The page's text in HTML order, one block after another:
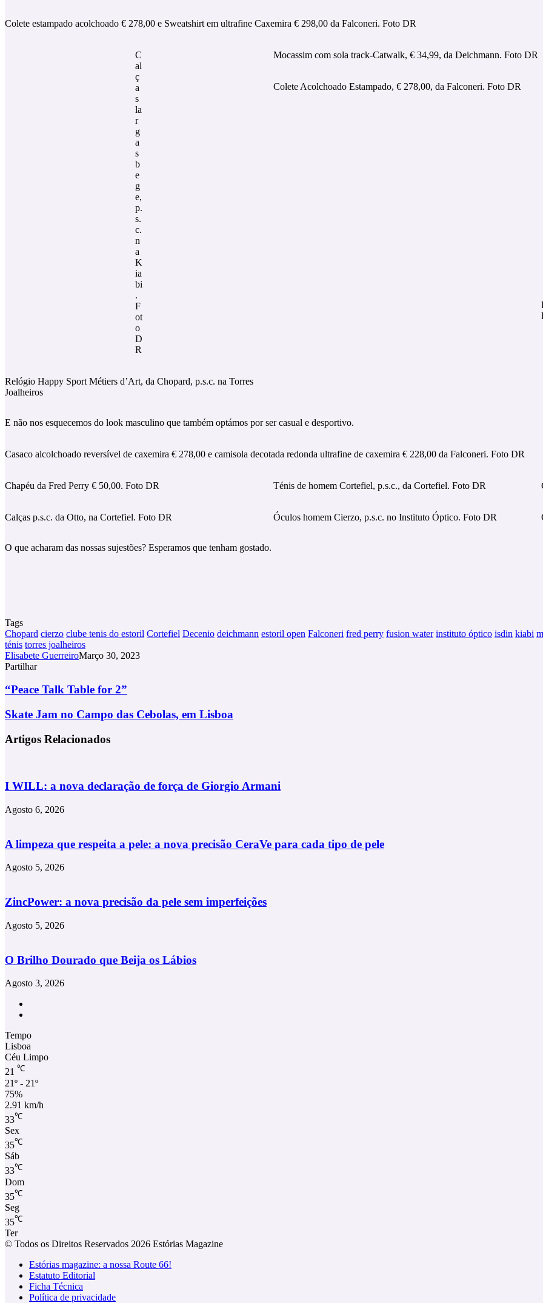
Colete estampado acolchoado € 278,00 e Sweatshirt em ultrafine Caxemira € 298,00 da Falconeri. Foto DR
C
al
ç
a
s
la
r
g
a
s
b
e
g
e,
p.
s.
c.
n
a
K
ia
bi
.
F
ot
o
D
R
Relógio Happy Sport Métiers d’Art, da Chopard, p.s.c. na Torres
Joalheiros
Mocassim com sola track-Catwalk, € 34,99, da Deichmann. Foto DR
Colete Acolchoado Estampado, € 278,00, da Falconeri. Foto DR
E não nos esquecemos do look masculino que também optámos por ser casual e desportivo.
Casaco alcolchoado reversível de caxemira € 278,00 e camisola decotada redonda ultrafine de caxemira € 228,00 da Falconeri. Foto DR
Chapéu da Fred Perry € 50,00. Foto DR
Calças p.s.c. da Otto, na Cortefiel. Foto DR
Ténis de homem Cortefiel, p.s.c., da Cortefiel. Foto DR
Óculos homem Cierzo, p.s.c. no Instituto Óptico. Foto DR
O que acharam das nossas sujestões? Esperamos que tenham gostado.
Tags
Chopard cierzo clube tenis do estoril Cortefiel Decenio deichmann estoril open Falconeri fred perry fusion water instituto óptico isdin kiabi
ténis torres joalheiros
Elisabete GuerreiroMarço 30, 2023
Partilhar
Via
“Peace
Table
for
“Peace Talk Table for 2”
Skate
no
Campo
Lisboa
Skate Jam no Campo das Cebolas, em Lisboa
Artigos Relacionados
I WILL: a nova declaração de força de Giorgio Armani
Agosto 6, 2026
A limpeza que respeita a pele: a nova precisão CeraVe para cada tipo de pele
Agosto 5, 2026
ZincPower: a nova precisão da pele sem imperfeições
Agosto 5, 2026
O Brilho Dourado que Beija os Lábios
Agosto 3, 2026
Tempo
Lisboa
Céu Limpo
21 ℃
21º - 21º
75%
2.91 km/h
33℃
Sex
35℃
Sáb
33℃
Dom
35℃
Seg
35℃
Ter
© Todos os Direitos Reservados 2026 Estórias Magazine
Estórias magazine: a nossa Route 66!
Estatuto Editorial
Ficha Técnica
Política de privacidade